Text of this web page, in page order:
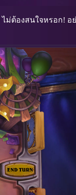
ม่ต้องสนใจหรอก! อย่